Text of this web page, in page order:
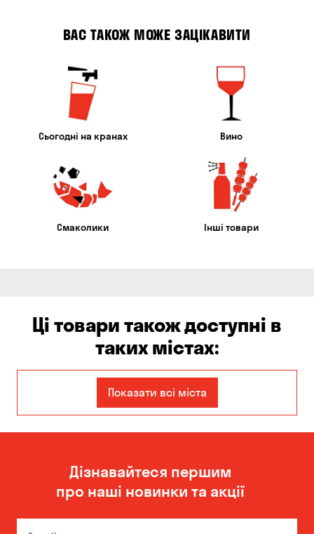
ВАС ТАКОЖ МОЖЕ ЗАЦІКАВИТИ
Сьогодні на кранах Вино
Смаколики Інші товари
Ці товари також доступні в
таких містах:
Єлизаветівка
Балабине Бережинка
Бровари Біла Церква
Білогородка Велика Северинка
Показати всі міста
Дізнавайтеся першим
про наші новинки та акції